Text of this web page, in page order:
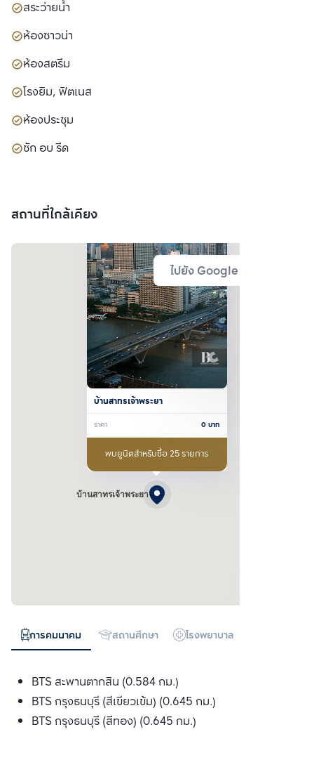
สระว่ายน้ำ
ห้องซาวน่า
ห้องสตรีม
โรงยิม, ฟิตเนส
ห้องประชุม
ซัก อบ รีด
สถานที่ใกล้เคียง
ไปยัง Google Map
บ้านสาทรเจ้าพระยา
บ้านสาทรเจ้าพระยา
ราคา 0 บาท
พบยูนิตสำหรับซื้อ 25 รายการ
การคมนาคม สถานศึกษา โรงพยาบาล
BTS สะพานตากสิน (0.584 กม.)
BTS กรุงธนบุรี (สีเขียวเข้ม) (0.645 กม.)
BTS กรุงธนบุรี (สีทอง) (0.645 กม.)